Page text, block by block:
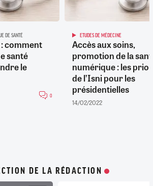
DE SANTÉ
comment
santé
le
0
ETUDES DE MÉDECINE
Accès aux soins,
promotion de la
numérique : les
de l’Isni pour les
présidentielles
14/02/2022
DE LA RÉDACTION